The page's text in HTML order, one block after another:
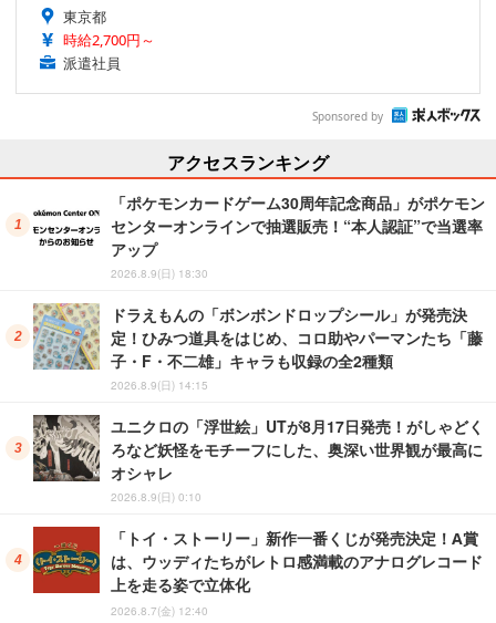
東京都
時給2,700円～
派遣社員
Sponsored by
アクセスランキング
「ポケモンカードゲーム30周年記念商品」がポケモン
センターオンラインで抽選販売！“本人認証”で当選率
アップ
2026.8.9(日) 18:30
ドラえもんの「ボンボンドロップシール」が発売決
定！ひみつ道具をはじめ、コロ助やパーマンたち「藤
子・F・不二雄」キャラも収録の全2種類
2026.8.9(日) 14:15
ユニクロの「浮世絵」UTが8月17日発売！がしゃどく
ろなど妖怪をモチーフにした、奥深い世界観が最高に
オシャレ
2026.8.9(日) 0:10
「トイ・ストーリー」新作一番くじが発売決定！A賞
は、ウッディたちがレトロ感満載のアナログレコード
上を走る姿で立体化
2026.8.7(金) 12:40